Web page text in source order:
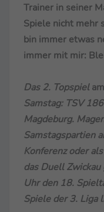
Trainer in seiner
Spiele nicht mehr
bin immer etwas
immer mit mir:
Das 2. Topspielam
Samstag: TSV
Magdeburg.
Samstagspartien
Konferenz oder
das Duell
Uhr den 18.
Spiele der 3. Liga